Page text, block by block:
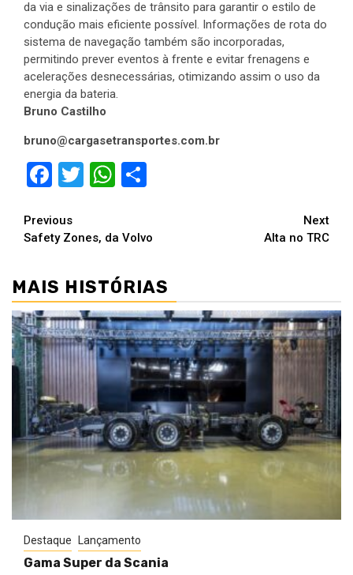
da via e sinalizações de trânsito para garantir o estilo de
condução mais eficiente possível. Informações de rota do
sistema de navegação também são incorporadas,
permitindo prever eventos à frente e evitar frenagens e
acelerações desnecessárias, otimizando assim o uso da
energia da bateria.
Bruno Castilho
bruno@cargasetransportes.com.br
Facebook
TwitterWhatsApp
Continue
Reading
Previous
Safety Zones, da Volvo
Next
Alta no TRC
MAIS HISTÓRIAS
Destaque Lançamento
Gama Super da Scania